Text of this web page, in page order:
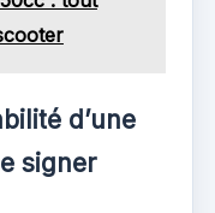
d’une
signer